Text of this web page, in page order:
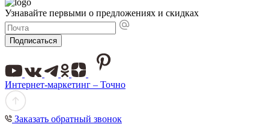
Узнавайте первыми о предложениях и скидках
Подписаться
Интернет-маркетинг – Точно
Заказать обратный звонок